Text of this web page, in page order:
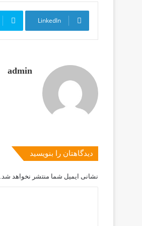
LinkedIn
admin
دیدگاهتان را بنویسید
نشانی ایمیل شما منتشر نخواهد شد.